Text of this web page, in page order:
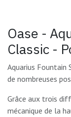
Oase -
Classic -
Aquarius Fountain
de nombreuses
Grâce aux trois
mécanique de la